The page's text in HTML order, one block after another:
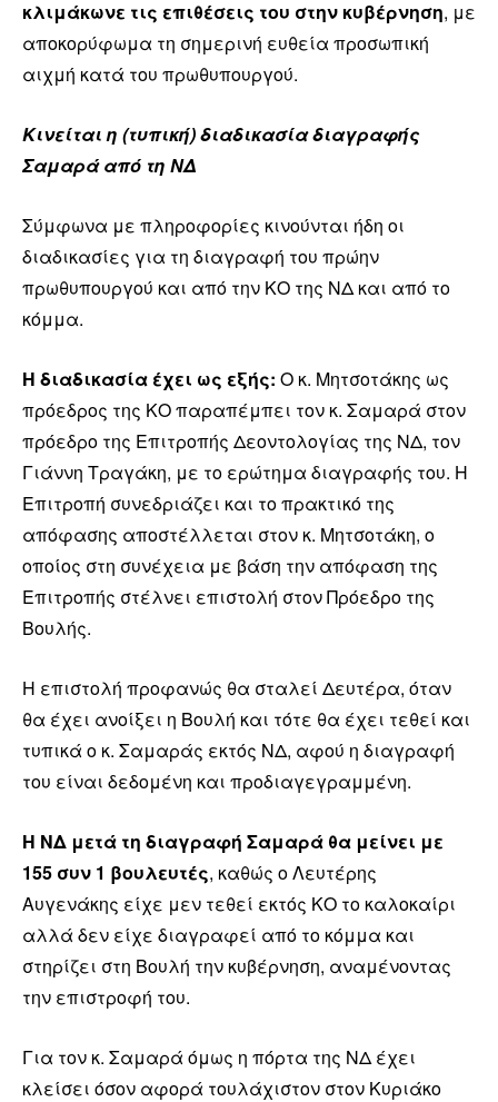
κλιμάκωνε τις επιθέσεις του στην κυβέρνηση, με
αποκορύφωμα τη σημερινή ευθεία προσωπική
αιχμή κατά του πρωθυπουργού.
Κινείται η (τυπική) διαδικασία διαγραφής
Σαμαρά από τη ΝΔ
Σύμφωνα με πληροφορίες κινούνται ήδη οι
διαδικασίες για τη διαγραφή του πρώην
πρωθυπουργού και από την ΚΟ της ΝΔ και από το
κόμμα.
Η διαδικασία έχει ως εξής: Ο κ. Μητσοτάκης ως
πρόεδρος της ΚΟ παραπέμπει τον κ. Σαμαρά στον
πρόεδρο της Επιτροπής Δεοντολογίας της ΝΔ, τον
Γιάννη Τραγάκη, με το ερώτημα διαγραφής του. Η
Επιτροπή συνεδριάζει και το πρακτικό της
απόφασης αποστέλλεται στον κ. Μητσοτάκη, ο
οποίος στη συνέχεια με βάση την απόφαση της
Επιτροπής στέλνει επιστολή στον Πρόεδρο της
Βουλής.
Η επιστολή προφανώς θα σταλεί Δευτέρα, όταν
θα έχει ανοίξει η Βουλή και τότε θα έχει τεθεί και
τυπικά ο κ. Σαμαράς εκτός ΝΔ, αφού η διαγραφή
του είναι δεδομένη και προδιαγεγραμμένη.
Η ΝΔ μετά τη διαγραφή Σαμαρά θα μείνει με
155 συν 1 βουλευτές, καθώς ο Λευτέρης
Αυγενάκης είχε μεν τεθεί εκτός ΚΟ το καλοκαίρι
αλλά δεν είχε διαγραφεί από το κόμμα και
στηρίζει στη Βουλή την κυβέρνηση, αναμένοντας
την επιστροφή του.
Για τον κ. Σαμαρά όμως η πόρτα της ΝΔ έχει
κλείσει όσον αφορά τουλάχιστον στον Κυριάκο